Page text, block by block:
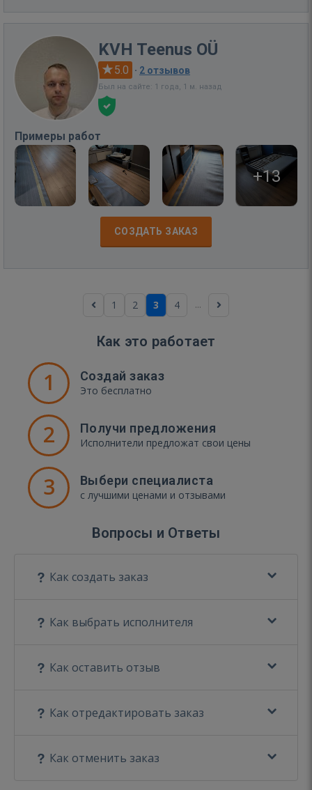
KVH Teenus OÜ
5.0 · 2 отзывов
Был на сайте: 1 года, 1 м. назад
Примеры работ
+13
СОЗДАТЬ ЗАКАЗ
1 2 3 4 ...
Как это работает
1 Создай заказ
Это бесплатно
2 Получи предложения
Исполнители предложат свои цены
3 Выбери специалиста
с лучшими ценами и отзывами
Вопросы и Ответы
Как создать заказ
Как выбрать исполнителя
Как оставить отзыв
Как отредактировать заказ
Как отменить заказ